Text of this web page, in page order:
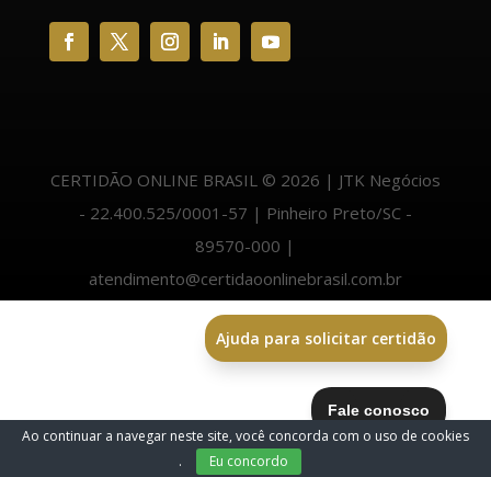
CERTIDÃO ONLINE BRASIL © 2026 | JTK Negócios
- 22.400.525/0001-57 | Pinheiro Preto/SC -
89570-000 |
atendimento@certidaoonlinebrasil.com.br
Ajuda para solicitar certidão
Ao continuar a navegar neste site, você concorda com o uso de cookies
.
Eu concordo